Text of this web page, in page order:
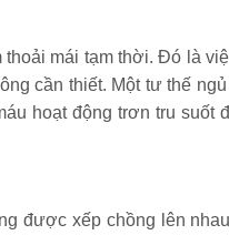
mái tạm thời. Đó là
cần thiết. Một tư thế
hoạt động trơn tru suốt
được xếp chồng lên